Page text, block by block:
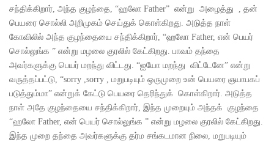
சந்திக்கிறார், அந்த குழந்தை, “ஹலோ Father” என்று அழைத்து , தன்
பெயரை சொல்லி அறிமுகம் செய்துக் கொள்கிறது. அடுத்த நாள்
கோவிலில் அந்த குழந்தையை சந்திக்கிறார், “ஹலோ Father, என் பெயர்
சொல்லுங்க ” என்று மழலை குரலில் கேட்கிறது. பாவம் தந்தை
அவர்களுக்கு பெயர் மறந்து விட்டது. “ஐயோ மறந்து விட்டேனே” என்று
வருத்தப்பட்டு, “sorry ,sorry , மறுபடியும் ஒருமுறை உன் பெயரை ஞயாபகப்
படுத்தும்மா” என்றுக் கேட்டு பெயரை தெரிந்துக் கொள்கிறார். அடுத்த
நாள் அதே குழந்தையை சந்திக்கிறார், இந்த முறையும் அந்தக் குழந்தை
“ஹலோ Father, என் பெயர் சொல்லுங்க ” என்று மழலை குரலில் கேட்கிறது.
இந்த முறை தந்தை அவர்களுக்கு தர்ம சங்கடமான நிலை, மறுபடியும்